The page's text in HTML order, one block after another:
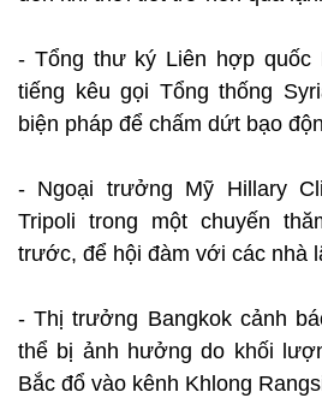
- Tổng thư ký Liên hợp quốc
tiếng kêu gọi Tổng thống
biện pháp để chấm dứt bạo
- Ngoại trưởng Mỹ Hillary
Tripoli trong một chuyến
trước, để hội đàm với các nhà
- Thị trưởng Bangkok cảnh
thể bị ảnh hưởng do khối
Bắc đổ vào kênh Khlong